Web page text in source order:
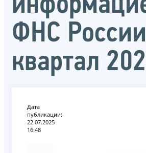
ФНС
квартал
Дата
публикации:
22.07.2025
16:48